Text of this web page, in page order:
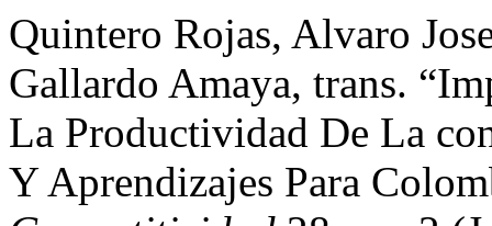
Quintero Rojas, Alvaro
Gallardo Amaya, trans.
La Productividad De La
Y Aprendizajes Para